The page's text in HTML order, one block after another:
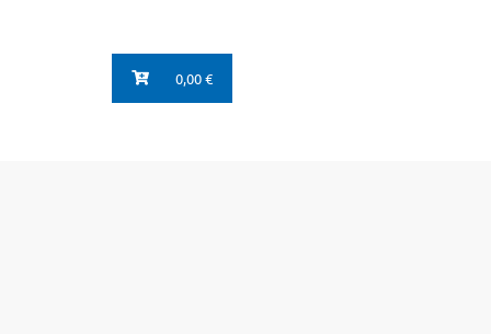
0,00 €